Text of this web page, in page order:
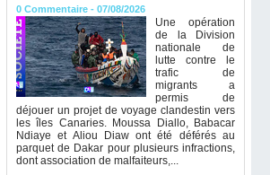
0 Commentaire - 07/08/2026
Une opération
de la Division
nationale de
lutte contre le
trafic de
migrants a
permis de
déjouer un projet de voyage clandestin vers
les îles Canaries. Moussa Diallo, Babacar
Ndiaye et Aliou Diaw ont été déférés au
parquet de Dakar pour plusieurs infractions,
dont association de malfaiteurs,...